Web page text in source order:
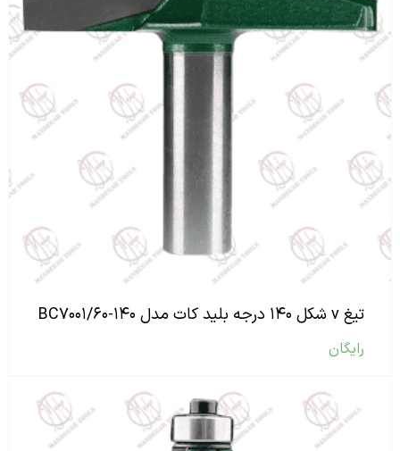
تیغ v شکل ۱۴۰ درجه بلید کات مدل BC۷۰۰۱/۶۰-۱۴۰
رایگان